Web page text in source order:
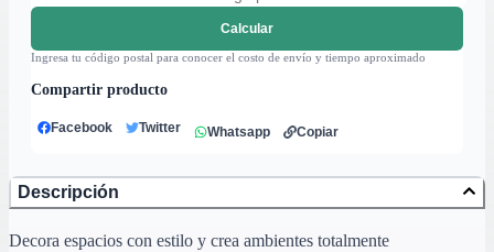
Calcular
Ingresa tu código postal para conocer el costo de envío y tiempo aproximado
Compartir producto
Facebook Twitter Whatsapp Copiar
Descripción
Decora espacios con estilo y crea ambientes totalmente